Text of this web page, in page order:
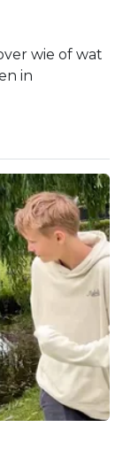
wie of wat
in